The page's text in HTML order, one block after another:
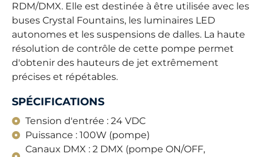
RDM/DMX. Elle est destinée à être utilisée avec les
buses Crystal Fountains, les luminaires LED
autonomes et les suspensions de dalles. La haute
résolution de contrôle de cette pompe permet
d'obtenir des hauteurs de jet extrêmement
précises et répétables.
SPÉCIFICATIONS
Tension d'entrée : 24 VDC
Puissance : 100W (pompe)
Canaux DMX : 2 DMX (pompe ON/OFF,